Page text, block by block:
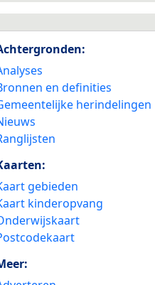
en definities
herindelingen
gebieden
kinderopvang